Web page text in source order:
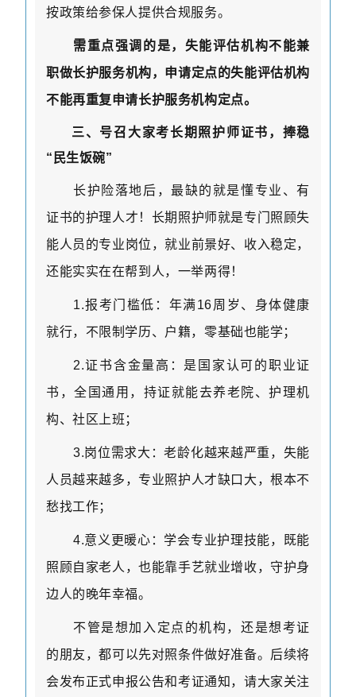
按政策给参保人提供合规服务。
需重点强调的是，失能评估机构不能兼
职做长护服务机构，申请定点的失能评估机构
不能再重复申请长护服务机构定点。
三、号召大家考长期照护师证书，捧稳
“民生饭碗”
长护险落地后，最缺的就是懂专业、有
证书的护理人才！长期照护师就是专门照顾失
能人员的专业岗位，就业前景好、收入稳定，
还能实实在在帮到人，一举两得！
1.报考门槛低：年满16周岁、身体健康
就行，不限制学历、户籍，零基础也能学；
2.证书含金量高：是国家认可的职业证
书，全国通用，持证就能去养老院、护理机
构、社区上班；
3.岗位需求大：老龄化越来越严重，失能
人员越来越多，专业照护人才缺口大，根本不
愁找工作；
4.意义更暖心：学会专业护理技能，既能
照顾自家老人，也能靠手艺就业增收，守护身
边人的晚年幸福。
不管是想加入定点的机构，还是想考证
的朋友，都可以先对照条件做好准备。后续将
会发布正式申报公告和考证通知，请大家关注